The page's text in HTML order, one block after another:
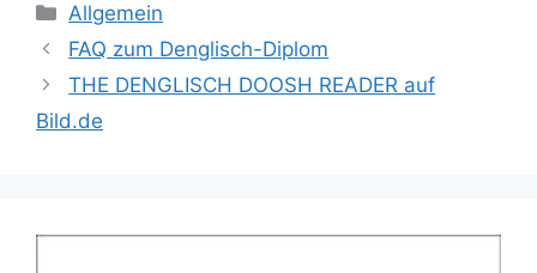
Kategorien
Allgemein
FAQ zum Denglisch-Diplom
THE DENGLISCH DOOSH READER auf
Bild.de